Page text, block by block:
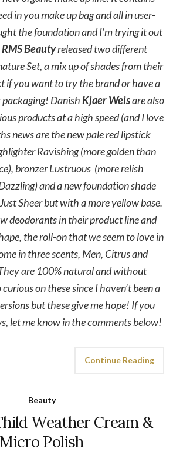
in you make up bag and all in user-
the foundation and I’m trying it out
RMS Beautyreleased two different
Set, a mix up of shades from their
if you want to try the brand or have a
DanishKjaer Weisare also
products at a high speed (and I love
news are the new pale red lipstick
Ravishing (more golden than
bronzer Lustruous (more relish
and a new foundation shade
Sheer but with a more yellow base.
deodorants in their product line and
the roll-on that we seem to love in
in three scents, Men, Citrus and
are 100% natural and without
on these since I haven’t been a
but these give me hope! If you
let me know in the comments below!
Continue Reading
Beauty
Weather Cream &
Micro Polish